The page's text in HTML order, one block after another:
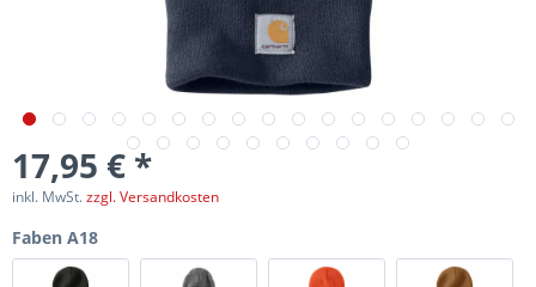
17,95 € *
inkl. MwSt.zzgl. Versandkosten
Faben A18